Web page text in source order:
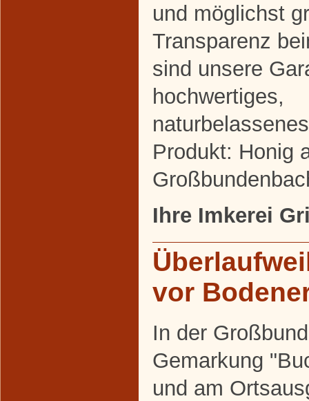
und möglichst
Transparenz
sind unsere
hochwertiges,
Produkt: Honig
Ihre Imkerei
vor
In der
Gemarkung
und am